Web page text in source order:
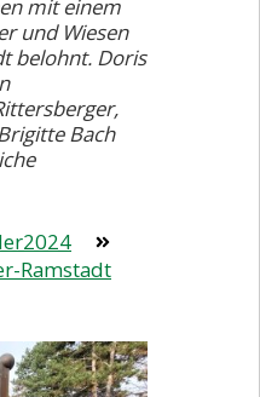
mit einem
und Wiesen
belohnt. Doris
Bach
Ramstadt